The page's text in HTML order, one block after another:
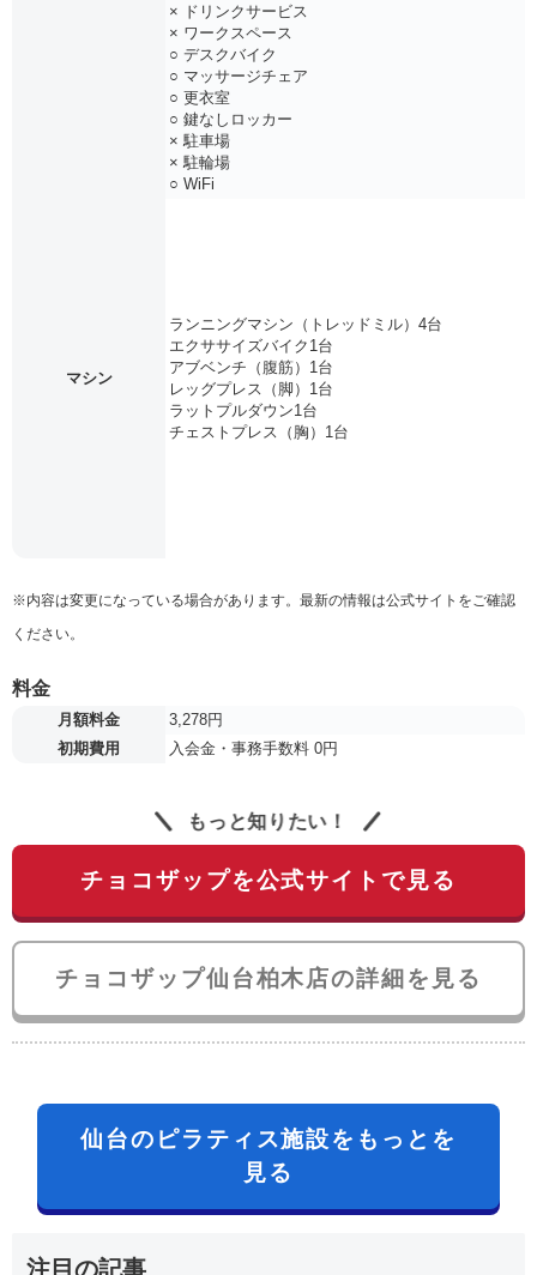
× ドリンクサービス
× ワークスペース
○ デスクバイク
○ マッサージチェア
○ 更衣室
○ 鍵なしロッカー
× 駐車場
× 駐輪場
○ WiFi
マシン
ランニングマシン（トレッドミル）4台
エクササイズバイク1台
アブベンチ（腹筋）1台
レッグプレス（脚）1台
ラットプルダウン1台
チェストプレス（胸）1台
※内容は変更になっている場合があります。最新の情報は公式サイトをご確認
ください。
料金
月額料金
3,278円
初期費用
入会金・事務手数料 0円
もっと知りたい！
チョコザップを公式サイトで見る
チョコザップ仙台柏木店の詳細を見る
仙台のピラティス施設をもっとを
見る
注目の記事